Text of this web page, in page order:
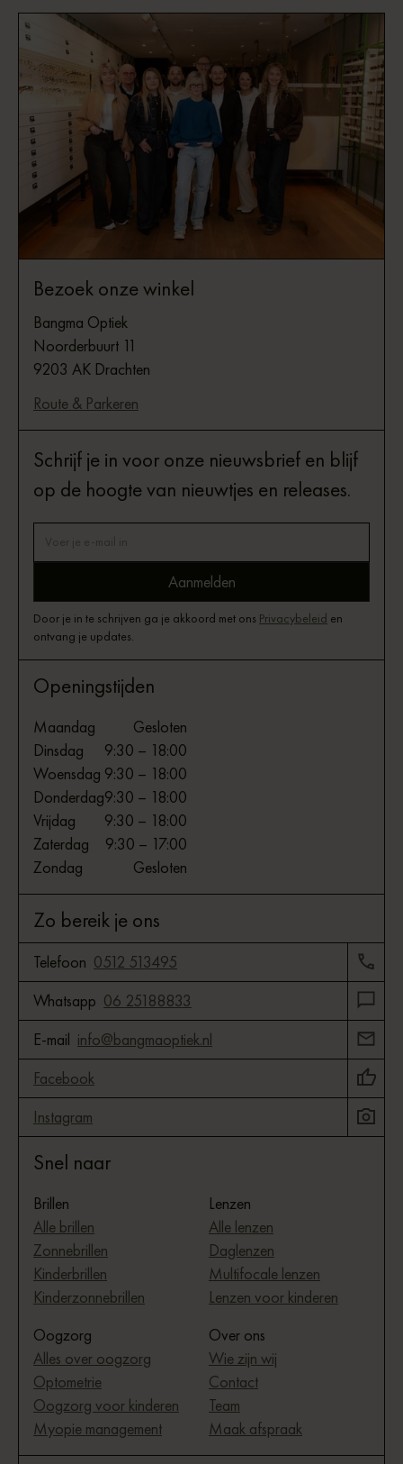
Bezoek onze winkel
Bangma Optiek
Noorderbuurt 11
9203 AK Drachten
Route & Parkeren
Schrijf je in voor onze nieuwsbrief en blijf
op de hoogte van nieuwtjes en releases.
Door je in te schrijven ga je akkoord met ons Privacybeleid en
ontvang je updates.
Openingstijden
Maandag
Gesloten
Dinsdag
9:30 – 18:00
Woensdag 9:30 – 18:00
Donderdag9:30 – 18:00
Vrijdag
9:30 – 18:00
Zaterdag
9:30 – 17:00
Zondag
Gesloten
Zo bereik je ons
Telefoon 0512 513495
Whatsapp 06 25188833
E-mail info@bangmaoptiek.nl
Facebook
Instagram
Snel naar
Brillen
Alle brillen
Zonnebrillen
Kinderbrillen
Kinderzonnebrillen
Lenzen
Alle lenzen
Daglenzen
Multifocale lenzen
Lenzen voor kinderen
Oogzorg
Alles over oogzorg
Optometrie
Oogzorg voor kinderen
Myopie management
Over ons
Wie zijn wij
Contact
Team
Maak afspraak